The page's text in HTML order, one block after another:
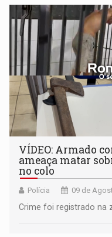
VÍDEO: Armado
ameaça matar
no colo
Polícia 09 de
Crime foi registrado na